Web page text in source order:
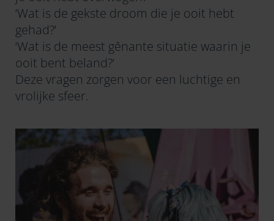
‘Wat is de gekste droom die je ooit hebt
gehad?’
‘Wat is de meest gênante situatie waarin je
ooit bent beland?’
Deze vragen zorgen voor een luchtige en
vrolijke sfeer.